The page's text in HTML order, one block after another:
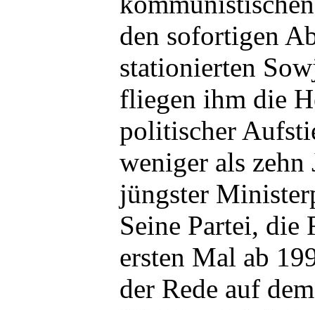
den sofortigen
stationierten
fliegen ihm die
politischer
weniger als zehn
jüngster
Seine Partei, die
ersten Mal ab
der Rede auf